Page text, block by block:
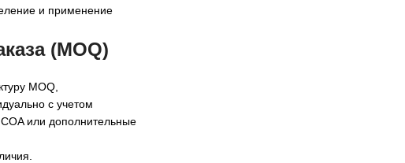
и применение
(MOQ)
MOQ,
с учетом
или дополнительные